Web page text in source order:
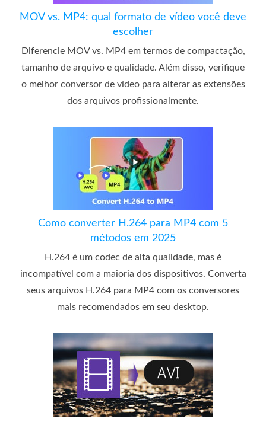
MOV vs. MP4: qual formato de vídeo você deve
escolher
Diferencie MOV vs. MP4 em termos de compactação,
tamanho de arquivo e qualidade. Além disso, verifique
o melhor conversor de vídeo para alterar as extensões
dos arquivos profissionalmente.
Como converter H.264 para MP4 com 5
métodos em 2025
H.264 é um codec de alta qualidade, mas é
incompatível com a maioria dos dispositivos. Converta
seus arquivos H.264 para MP4 com os conversores
mais recomendados em seu desktop.